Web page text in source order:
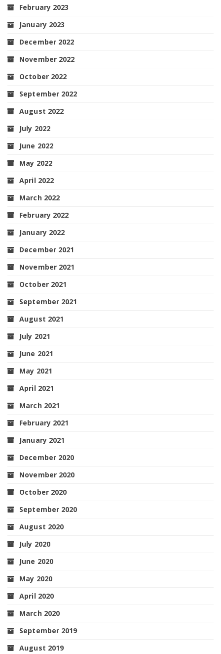
February 2023
January 2023
December 2022
November 2022
October 2022
September 2022
August 2022
July 2022
June 2022
May 2022
April 2022
March 2022
February 2022
January 2022
December 2021
November 2021
October 2021
September 2021
August 2021
July 2021
June 2021
May 2021
April 2021
March 2021
February 2021
January 2021
December 2020
November 2020
October 2020
September 2020
August 2020
July 2020
June 2020
May 2020
April 2020
March 2020
September 2019
August 2019